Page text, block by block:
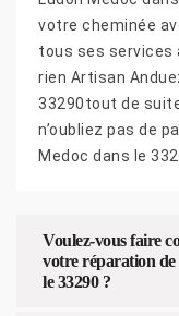
votre cheminée
tous ses services
rien Artisan
33290tout de
n’oubliez pas de
Medoc dans le
Voulez-vous faire
votre réparation
le 33290 ?